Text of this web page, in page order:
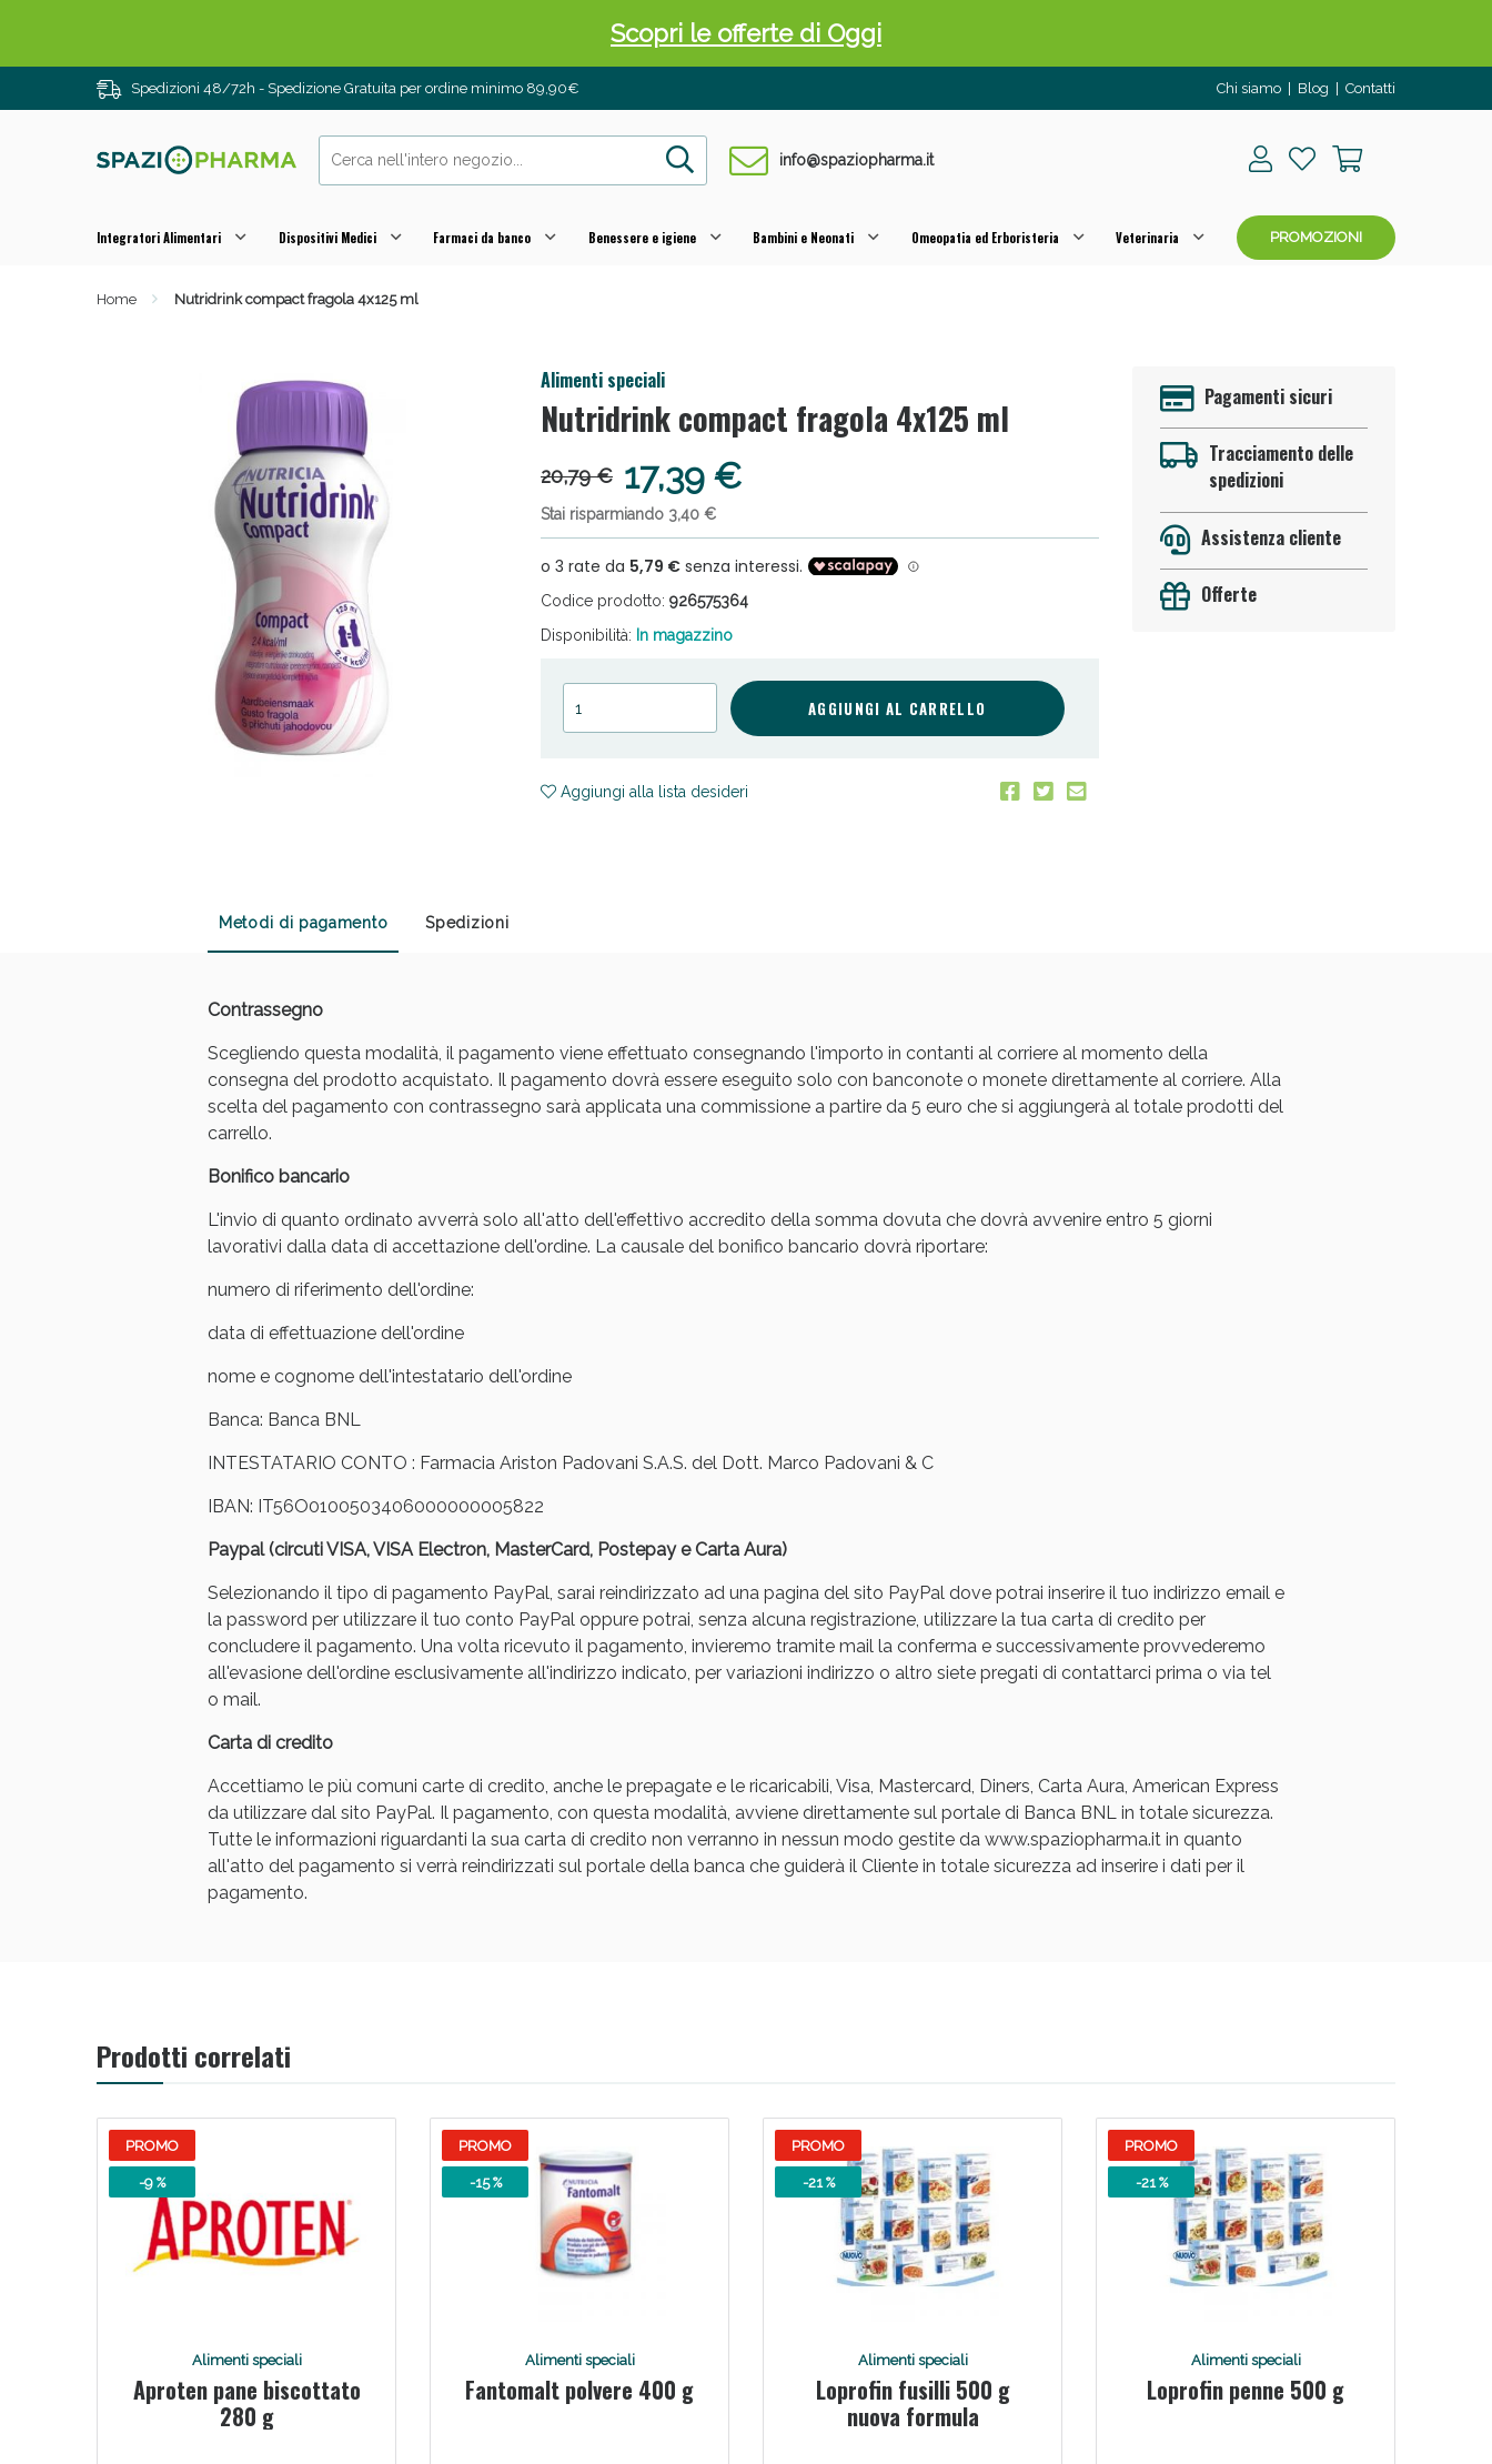
Spedizioni 48/72h - Spedizione Gratuita per ordine minimo 89,90€ Chi siamo Blog Contatti
info@spaziopharma.it
Integratori Alimentari Dispositivi Medici Farmaci da banco Benessere e igiene Bambini e Neonati Omeopatia ed Erboristeria Veterinaria PROMOZIONI
Home Nutridrink compact fragola 4x125 ml
Alimenti speciali
Nutridrink compact fragola 4x125 ml
20,79 € 17,39 €
Stai risparmiando 3,40 €
Codice prodotto: 926575364
Disponibilità: In magazzino
AGGIUNGI AL CARRELLO
Aggiungi alla lista desideri
Pagamenti sicuri
Tracciamento delle
spedizioni
Assistenza cliente
Offerte
Metodi di pagamento Spedizioni
Contrassegno
Scegliendo questa modalità, il pagamento viene effettuato consegnando l'importo in contanti al corriere al momento della
consegna del prodotto acquistato. Il pagamento dovrà essere eseguito solo con banconote o monete direttamente al corriere. Alla
scelta del pagamento con contrassegno sarà applicata una commissione a partire da 5 euro che si aggiungerà al totale prodotti del
carrello.
Bonifico bancario
L'invio di quanto ordinato avverrà solo all'atto dell'effettivo accredito della somma dovuta che dovrà avvenire entro 5 giorni
lavorativi dalla data di accettazione dell'ordine. La causale del bonifico bancario dovrà riportare:
numero di riferimento dell'ordine:
data di effettuazione dell'ordine
nome e cognome dell'intestatario dell'ordine
Banca: Banca BNL
INTESTATARIO CONTO : Farmacia Ariston Padovani S.A.S. del Dott. Marco Padovani & C
IBAN: IT56O0100503406000000005822
Paypal (circuti VISA, VISA Electron, MasterCard, Postepay e Carta Aura)
Selezionando il tipo di pagamento PayPal, sarai reindirizzato ad una pagina del sito PayPal dove potrai inserire il tuo indirizzo email e
la password per utilizzare il tuo conto PayPal oppure potrai, senza alcuna registrazione, utilizzare la tua carta di credito per
concludere il pagamento. Una volta ricevuto il pagamento, invieremo tramite mail la conferma e successivamente provvederemo
all'evasione dell'ordine esclusivamente all'indirizzo indicato, per variazioni indirizzo o altro siete pregati di contattarci prima o via tel
o mail.
Carta di credito
Accettiamo le più comuni carte di credito, anche le prepagate e le ricaricabili, Visa, Mastercard, Diners, Carta Aura, American Express
da utilizzare dal sito PayPal. Il pagamento, con questa modalità, avviene direttamente sul portale di Banca BNL in totale sicurezza.
Tutte le informazioni riguardanti la sua carta di credito non verranno in nessun modo gestite da www.spaziopharma.it in quanto
all'atto del pagamento si verrà reindirizzati sul portale della banca che guiderà il Cliente in totale sicurezza ad inserire i dati per il
pagamento.
Prodotti correlati
PROMO
-9 %
Alimenti speciali
Aproten pane biscottato
280 g
PROMO
-15 %
Alimenti speciali
Fantomalt polvere 400 g
PROMO
-21 %
Alimenti speciali
Loprofin fusilli 500 g
nuova formula
PROMO
-21 %
Alimenti speciali
Loprofin penne 500 g
Scopri le offerte di Oggi
Drenanti e Pancia Piatta: Sconti fino al 55% validi solo per OGGI!
Salini e Multivitaminici: oggi Sconto extra fino al 50%!
Anticellulite e Fanghi: Sconto fino al 40% valido oggi!
Benessere Intestinale: Sconto fino al 55% valido oggi!